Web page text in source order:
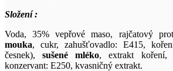
Složení :
Voda, 35% vepřové maso, rajčatový
mouka, cukr, zahušťovadlo: E415,
česnek),sušené mléko, extrakt koření,
konzervant: E250, kvasničný extrakt.